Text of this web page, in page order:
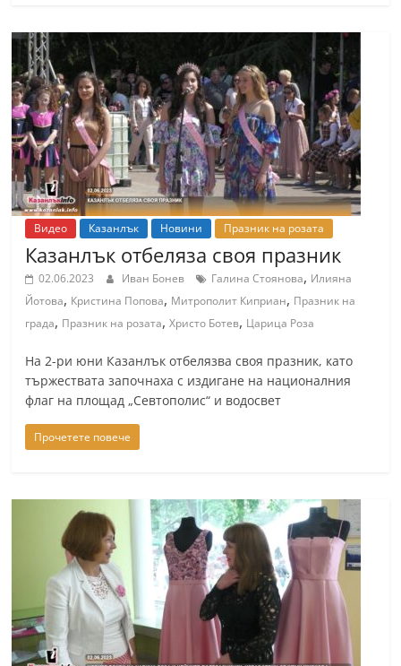
Видео Казанлък Новини Празник на розата
Казанлък отбеляза своя празник
02.06.2023 Иван Бонев Галина Стоянова, Илияна
Йотова, Кристина Попова, Митрополит Киприан, Празник на
града, Празник на розата,Христо Ботев, Царица Роза
На 2-ри юни Казанлък отбелязва своя празник, като
тържествата започнаха с издигане на националния
флаг на площад „Севтополис“ и водосвет
Прочетете повече